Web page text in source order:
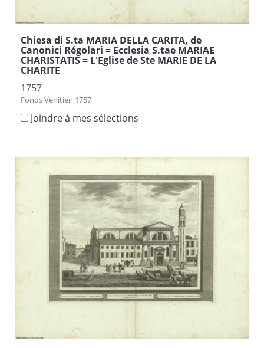
Chiesa di S.ta MARIA DELLA CARITA, de
Canonici Régolari = Ecclesia S.tae MARIAE
CHARISTATIS = L'Eglise de Ste MARIE DE LA
CHARITE
1757
Fonds Vénitien 1757
Joindre à mes sélections